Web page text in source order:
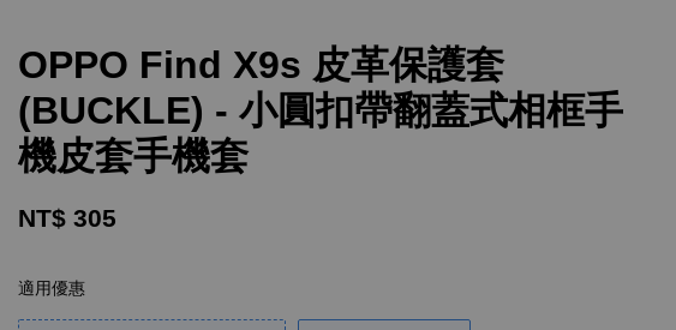
OPPO Find X9s 皮革保護套
(BUCKLE) - 小圓扣帶翻蓋式相框手
機皮套手機套
NT$ 305
適用優惠